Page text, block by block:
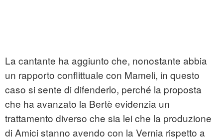
La cantante ha aggiunto che, nonostante abbia
un rapporto conflittuale con Mameli, in questo
caso si sente di difenderlo, perché la proposta
che ha avanzato la Bertè evidenzia un
trattamento diverso che sia lei che la produzione
di Amici stanno avendo con la Vernia rispetto a